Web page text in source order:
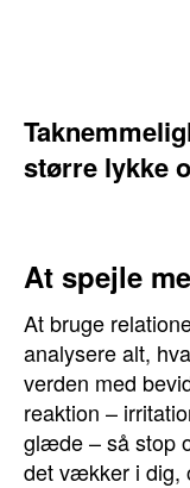
større lykke
At spejle
At bruge
analysere alt,
verden med
reaktion –
glæde – så stop
det vækker i dig,